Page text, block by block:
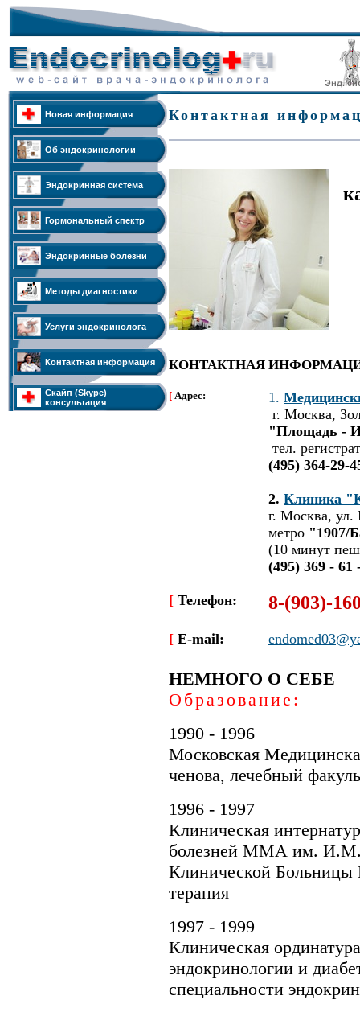
Новая информация
Об эндокринологии
Эндокринная система
Гормональный спектр
Эндокринные болезни
Методы диагностики
Услуги эндокринолога
Контактная информация
Скайп (Skype)
консультация
Контактная
КОНТАКТНАЯ
[ Адрес: 1.
г. Москва,
"Площадь -
тел.
(495) 364-29-
2. Клиника
г. Москва, ул.
метро "1907/
(10 минут
(495) 369 - 61
[ Телефон: 8-(903)-
[ E-mail:
НЕМНОГО О СЕБЕ
Образование:
1990 - 1996
Московская
ченова, лечебный
1996 - 1997
Клиническая
болезней ММА им. И.М.
Клинической
терапия
1997 - 1999
Клиническая
эндокринологии и
специальности